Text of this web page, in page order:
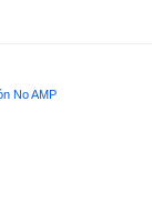
No AMP